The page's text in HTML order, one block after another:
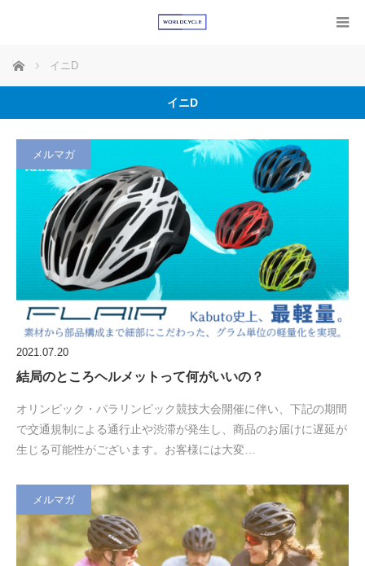
ホーム イニD
イニD
メルマガ
2021.07.20
結局のところヘルメットって何がいいの？
オリンピック・パラリンピック競技大会開催に伴い、下記の期間
で交通規制による通行止や渋滞が発生し、商品のお届けに遅延が
生じる可能性がございます。お客様には大変…
メルマガ